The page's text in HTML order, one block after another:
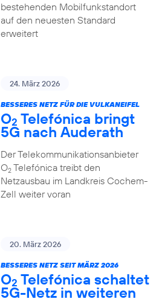
bestehenden Mobilfunkstandort
auf den neuesten Standard
erweitert
24. März 2026
BESSERES NETZ FÜR DIE VULKANEIFEL
O2 Telefónica bringt
5G nach Auderath
Der Telekommunikationsanbieter
O2Telefónica treibt den
Netzausbau im Landkreis Cochem-
Zell weiter voran
20. März 2026
BESSERES NETZ SEIT MÄRZ 2026
O2 Telefónica schaltet
5G-Netz in weiteren